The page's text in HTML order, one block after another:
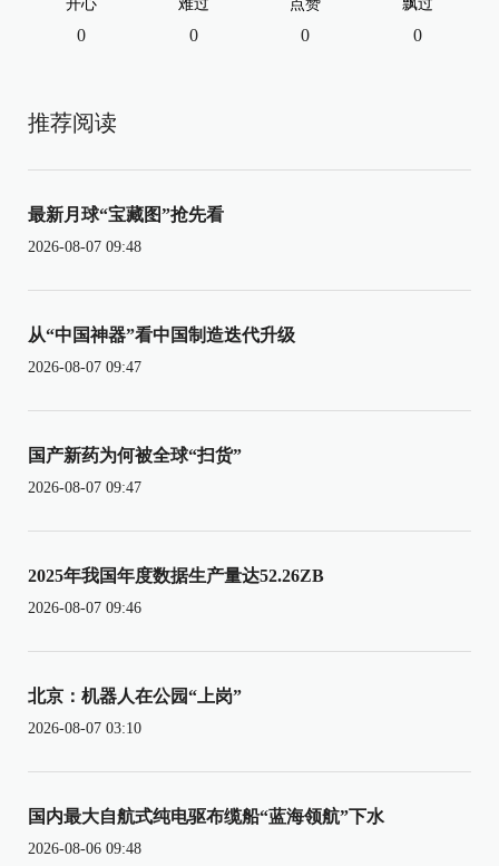
开心
0
难过
0
点赞
0
飘过
0
推荐阅读
最新月球“宝藏图”抢先看
2026-08-07 09:48
从“中国神器”看中国制造迭代升级
2026-08-07 09:47
国产新药为何被全球“扫货”
2026-08-07 09:47
2025年我国年度数据生产量达52.26ZB
2026-08-07 09:46
北京：机器人在公园“上岗”
2026-08-07 03:10
国内最大自航式纯电驱布缆船“蓝海领航”下水
2026-08-06 09:48